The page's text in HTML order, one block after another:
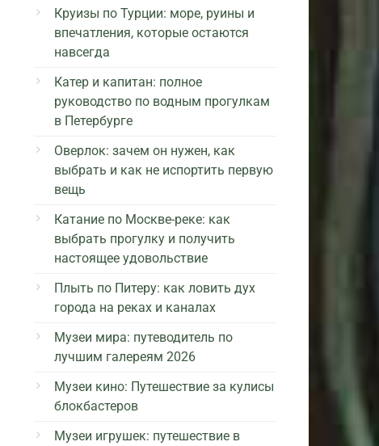
Круизы по Турции: море, руины и
впечатления, которые остаются
навсегда
Катер и капитан: полное
руководство по водным прогулкам
в Петербурге
Оверлок: зачем он нужен, как
выбрать и как не испортить первую
вещь
Катание по Москве-реке: как
выбрать прогулку и получить
настоящее удовольствие
Плыть по Питеру: как ловить дух
города на реках и каналах
Музеи мира: путеводитель по
лучшим галереям 2026
Музеи кино: Путешествие за кулисы
блокбастеров
Музеи игрушек: путешествие в